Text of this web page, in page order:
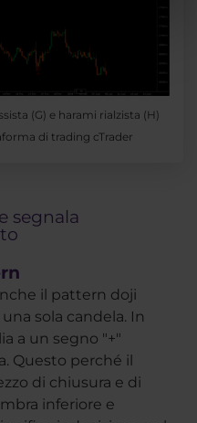
(G) e harami rialzista (H)
di trading cTrader
segnala
il pattern doji
sola candela. In
a un segno "+"
Questo perché il
di chiusura e di
inferiore e